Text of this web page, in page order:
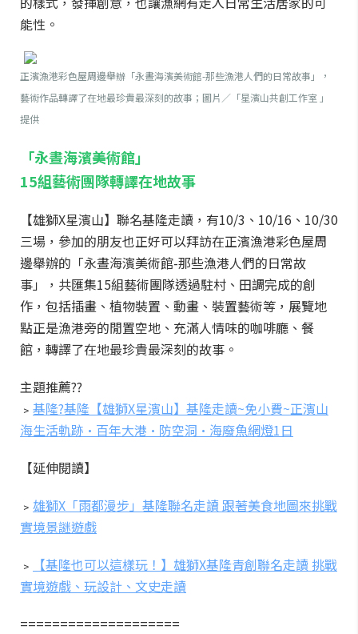
能性。
正濱漁港彩色屋周邊舉辦「永晝海濱美術館-那些漁港人們的日常故事」，
藝術作品轉譯了在地最珍貴最深刻的故事；圖片／「星濱山共創工作室 」
提供
「永晝海濱美術館」
15組藝術團隊轉譯在地故事
【雄獅X星濱山】聯名基隆走讀，有10/3、10/16、10/30
三場，參加的朋友也正好可以拜訪在正濱漁港彩色屋周
邊舉辦的「永晝海濱美術館-那些漁港人們的日常故
事」，共匯集15組藝術團隊透過駐村、田調完成的創
作，包括插畫、植物裝置、動畫、裝置藝術等，展覽地
點正是漁港旁的閒置空地、充滿人情味的咖啡廳、餐
館，轉譯了在地最珍貴最深刻的故事。
主題推薦??
﹥ 基隆?基隆【雄獅X星濱山】基隆走讀~免小費~正濱山
海生活軌跡·百年大港·防空洞·海廢魚網燈1日
【延伸閱讀】
﹥ 雄獅X「雨都漫步」基隆聯名走讀 跟著美食地圖來挑戰
實境景謎遊戲
﹥
【基隆也可以這樣玩！】雄獅X基隆青創聯名走讀 挑戰
實境遊戲、玩設計、文史走讀
====================